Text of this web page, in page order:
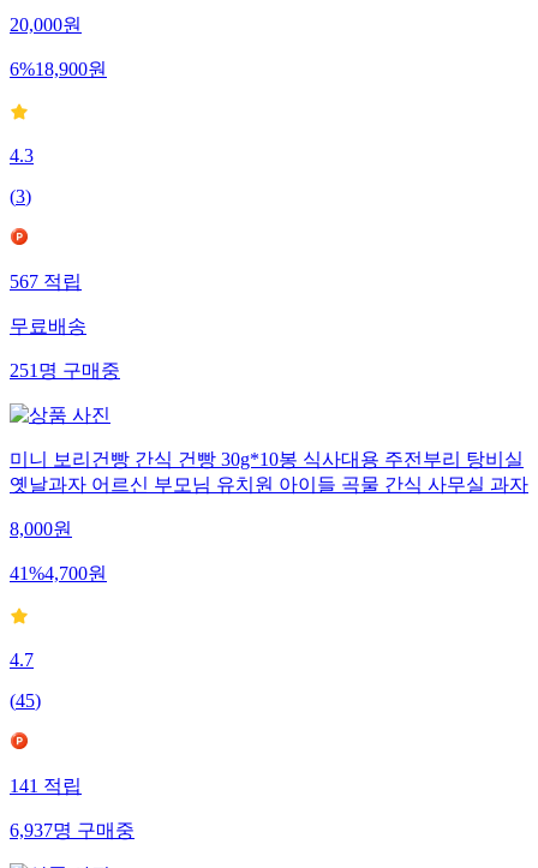
20,000원
6%18,900원
4.3
(3)
567적립
무료배송
251명구매중
미니 보리건빵 간식 건빵 30g*10봉 식사대용 주전부리 탕비실
옛날과자 어르신 부모님 유치원 아이들 곡물 간식 사무실 과자
8,000원
41%4,700원
4.7
(45)
141적립
6,937명구매중